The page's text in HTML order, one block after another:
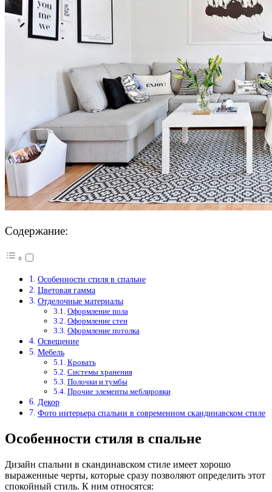
Содержание:
Особенности стиля в спальне
Цветовая гамма
Отделочные материалы
Оформление пола
Оформление стен
Оформление потолка
Освещение
Мебель
Кровать
Системы хранения
Полочки и тумбы
Прочие элементы меблировки
Декор
Фото интерьера спальни в современном скандинавском стиле
Особенности стиля в спальне
Дизайн спальни в скандинавском стиле имеет хорошо
выраженные черты, которые сразу позволяют определить этот
спокойный стиль. К ним относятся: